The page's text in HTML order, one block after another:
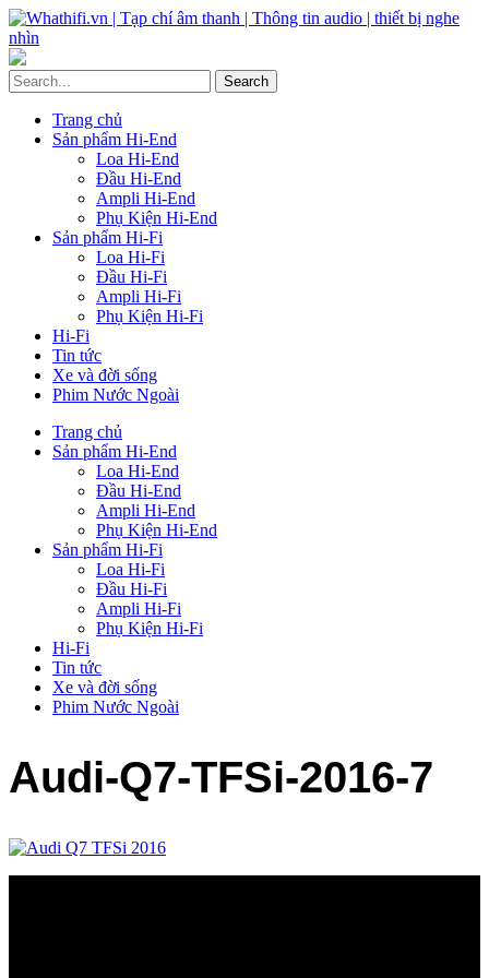
Trang chủ
Sản phẩm Hi-End
Loa Hi-End
Đầu Hi-End
Ampli Hi-End
Phụ Kiện Hi-End
Sản phẩm Hi-Fi
Loa Hi-Fi
Đầu Hi-Fi
Ampli Hi-Fi
Phụ Kiện Hi-Fi
Hi-Fi
Tin tức
Xe và đời sống
Phim Nước Ngoài
Trang chủ
Sản phẩm Hi-End
Loa Hi-End
Đầu Hi-End
Ampli Hi-End
Phụ Kiện Hi-End
Sản phẩm Hi-Fi
Loa Hi-Fi
Đầu Hi-Fi
Ampli Hi-Fi
Phụ Kiện Hi-Fi
Hi-Fi
Tin tức
Xe và đời sống
Phim Nước Ngoài
Audi-Q7-TFSi-2016-7